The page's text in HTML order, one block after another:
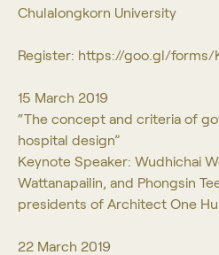
Chulalongkorn University
Register: https://goo.gl/forms/
15 March 2019
“The concept and criteria of
hospital design”
Keynote Speaker: Wudhichai
Wattanapailin, and Phongsin
presidents of Architect One
22 March 2019